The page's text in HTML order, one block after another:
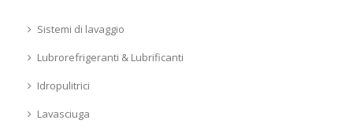
Sistemi di lavaggio
Lubrorefrigeranti & Lubrificanti
Idropulitrici
Lavasciuga